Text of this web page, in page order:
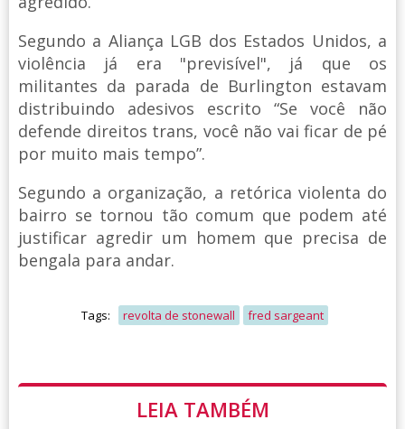
Segundo a Aliança LGB dos Estados Unidos, a
violência já era "previsível", já que os
militantes da parada de Burlington estavam
distribuindo adesivos escrito “Se você não
defende direitos trans, você não vai ficar de pé
por muito mais tempo”.
Segundo a organização, a retórica violenta do
bairro se tornou tão comum que podem até
justificar agredir um homem que precisa de
bengala para andar.
Tags: revolta de stonewall fred sargeant
LEIA TAMBÉM